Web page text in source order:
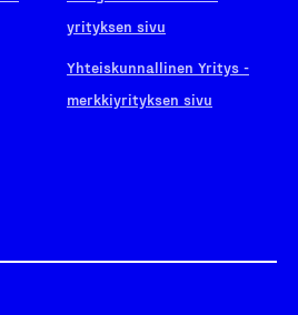
yrityksen sivu
Yhteiskunnallinen Yritys -
merkkiyrityksen sivu